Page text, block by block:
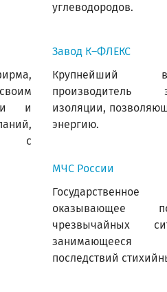
углеводородов.
и
с
Завод К–ФЛЕКС
производитель
изоляции,
энергию.
МЧС России
Государственное
оказывающее
чрезвычайных
занимающееся
последствий